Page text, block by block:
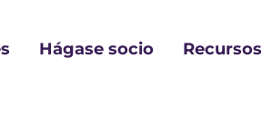
Hágase socio Recursos